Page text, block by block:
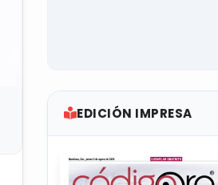
EDICIÓN IMPRESA